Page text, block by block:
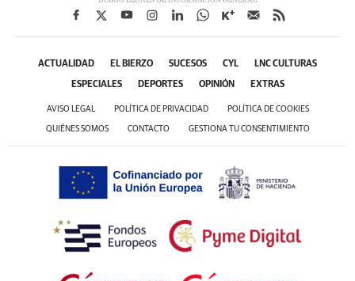
ACTUALIDAD EL BIERZO SUCESOS CYL LNC CULTURAS
ESPECIALES DEPORTES OPINIÓN EXTRAS
AVISO LEGAL POLÍTICA DE PRIVACIDAD POLÍTICA DE COOKIES
QUIÉNES SOMOS CONTACTO GESTIONA TU CONSENTIMIENTO